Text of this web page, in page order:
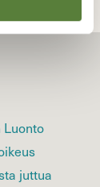
Luonto
juttua